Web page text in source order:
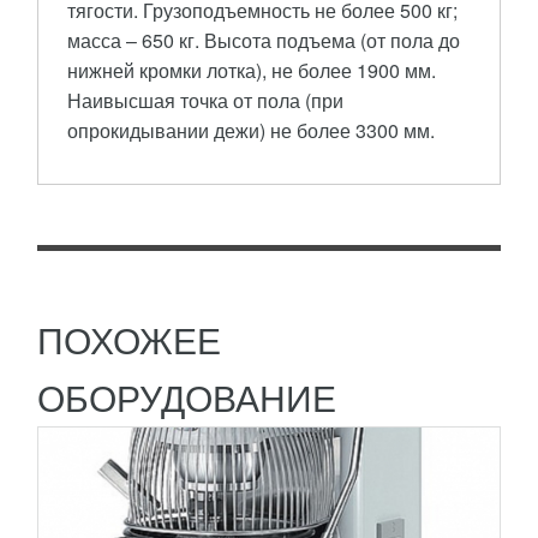
тягости. Грузоподъемность не более 500 кг;
масса – 650 кг. Высота подъема (от пола до
нижней кромки лотка), не более 1900 мм.
Наивысшая точка от пола (при
опрокидывании дежи) не более 3300 мм.
ПОХОЖЕЕ
ОБОРУДОВАНИЕ
МИКСЕР ПЛАНЕТАРНЫЙ TEKNO 80 SP4I
728 335RUB
дежа и решетка защиты изготовлена из